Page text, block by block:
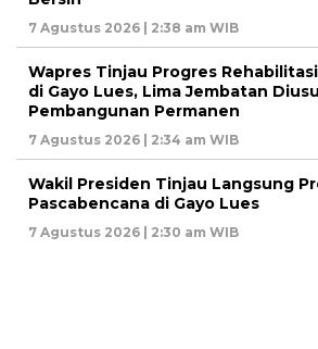
7 Agustus 2026 | 2:38 am WIB
Wapres Tinjau Progres
di Gayo Lues, Lima Jembatan
Pembangunan Permanen
7 Agustus 2026 | 2:34 am WIB
Wakil Presiden Tinjau Langsung
Pascabencana di Gayo Lues
7 Agustus 2026 | 2:30 am WIB